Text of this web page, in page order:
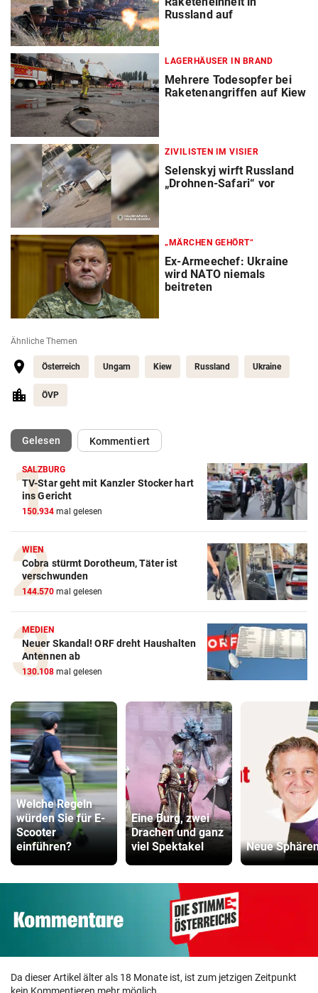
Russland auf
LAGERHÄUSER IN BRAND
Mehrere Todesopfer bei
Raketenangriffen auf Kiew
ZIVILISTEN IM VISIER
Selenskyj wirft Russland
„Drohnen-Safari“ vor
„MÄRCHEN GEHÖRT“
Ex-Armeechef: Ukraine
wird NATO niemals
beitreten
Ähnliche Themen
Österreich Ungarn Kiew Russland Ukraine
ÖVP
Gelesen(ausgewählt)Kommentiert
SALZBURG
TV-Star geht mit Kanzler Stocker hart
ins Gericht
150.934 mal gelesen
WIEN
Cobra stürmt Dorotheum, Täter ist
verschwunden
144.570 mal gelesen
MEDIEN
Neuer Skandal! ORF dreht Haushalten
Antennen ab
130.108 mal gelesen
Welche Regeln
würden Sie für E-
Scooter
einführen?
Eine Burg, zwei
Drachen und ganz
viel Spektakel
Neue
Da dieser Artikel älter als 18 Monate ist, ist zum jetzigen Zeitpunkt
kein Kommentieren mehr möglich.